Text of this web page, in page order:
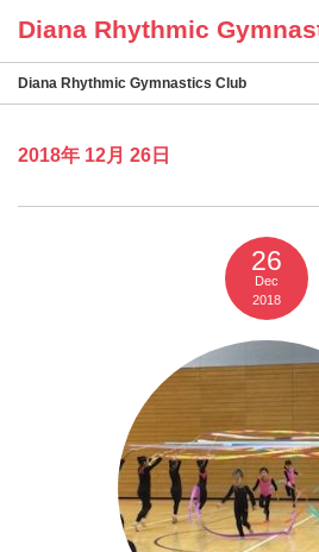
Diana Rhythmic Gymnastics Club
2018年 12月 26日
26
Dec
2018